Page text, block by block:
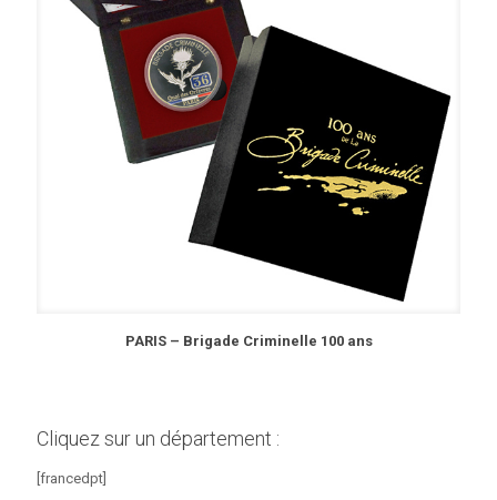
PARIS – Brigade Criminelle 100 ans
Cliquez sur un département :
[francedpt]